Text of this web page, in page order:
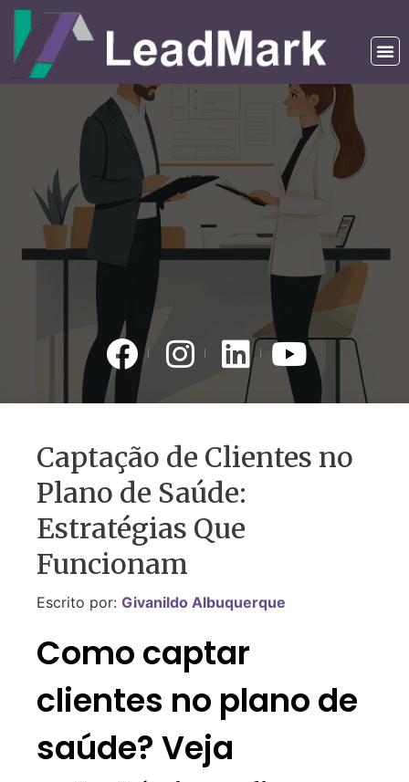
Captação de Clientes no
Plano de Saúde:
Estratégias Que
Funcionam
Escrito por: Givanildo Albuquerque
Como captar
clientes no plano de
saúde? Veja